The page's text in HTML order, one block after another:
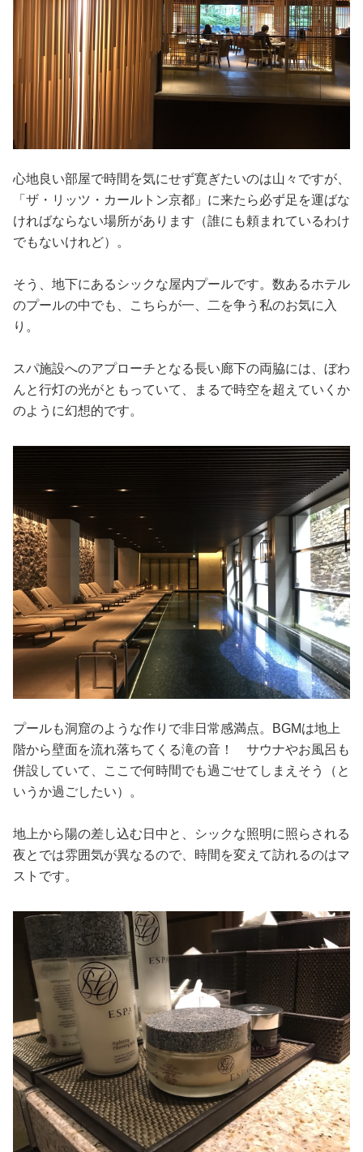
心地良い部屋で時間を気にせず寛ぎたいのは山々ですが、
「ザ・リッツ・カールトン京都」に来たら必ず足を運ばな
ければならない場所があります（誰にも頼まれているわけ
でもないけれど）。
そう、地下にあるシックな屋内プールです。数あるホテル
のプールの中でも、こちらが一、二を争う私のお気に入
り。
スパ施設へのアプローチとなる長い廊下の両脇には、ぼわ
んと行灯の光がともっていて、まるで時空を超えていくか
のように幻想的です。
プールも洞窟のような作りで非日常感満点。BGMは地上
階から壁面を流れ落ちてくる滝の音！ サウナやお風呂も
併設していて、ここで何時間でも過ごせてしまえそう（と
いうか過ごしたい）。
地上から陽の差し込む日中と、シックな照明に照らされる
夜とでは雰囲気が異なるので、時間を変えて訪れるのはマ
ストです。